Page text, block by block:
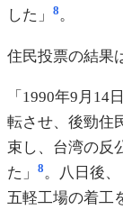
した」
8。
住民投票の結果
「1990年9月14
転させ、後勁住
束し、台湾の反
た」
8。八日後
五軽工場の着工